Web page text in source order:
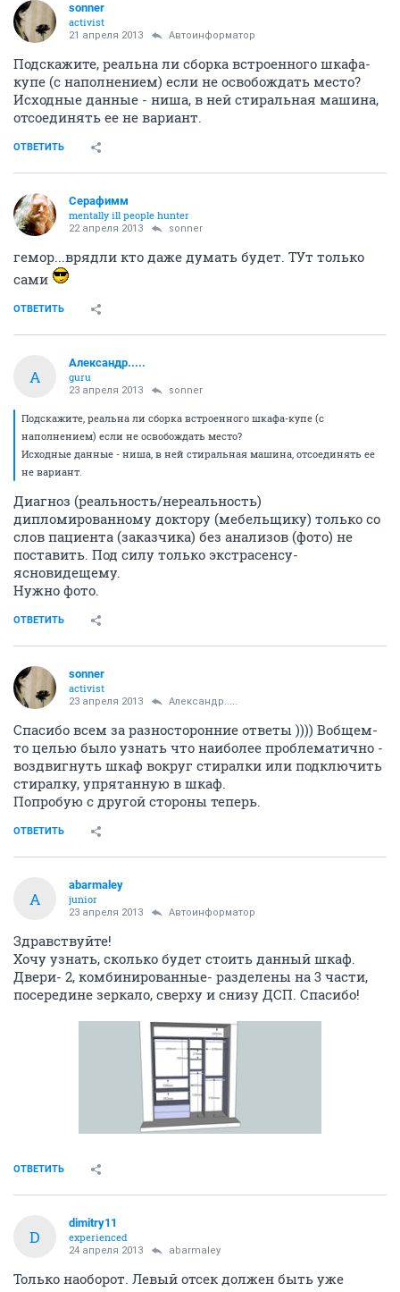
sonner
activist
21 апреля 2013 Автоинформатор
Подскажите, реальна ли сборка встроенного шкафа-
купе (с наполнением) если не освобождать место?
Исходные данные - ниша, в ней стиральная машина,
отсоединять ее не вариант.
ОТВЕТИТЬ
Серафимм
mentally ill people hunter
22 апреля 2013 sonner
гемор...врядли кто даже думать будет. ТУт только
сами
ОТВЕТИТЬ
А
Александр.....
guru
23 апреля 2013 sonner
Подскажите, реальна ли сборка встроенного шкафа-купе (с
наполнением) если не освобождать место?
Исходные данные - ниша, в ней стиральная машина, отсоединять ее
не вариант.
Диагноз (реальность/нереальность)
дипломированному доктору (мебельщику) только со
слов пациента (заказчика) без анализов (фото) не
поставить. Под силу только экстрасенсу-
ясновидещему.
Нужно фото.
ОТВЕТИТЬ
sonner
activist
23 апреля 2013 Александр.....
Спасибо всем за разносторонние ответы )))) Вобщем-
то целью было узнать что наиболее проблематично -
воздвигнуть шкаф вокруг стиралки или подключить
стиралку, упрятанную в шкаф.
Попробую с другой стороны теперь.
ОТВЕТИТЬ
A
abarmaley
junior
23 апреля 2013 Автоинформатор
Здравствуйте!
Хочу узнать, сколько будет стоить данный шкаф.
Двери- 2, комбинированные- разделены на 3 части,
посередине зеркало, сверху и снизу ДСП. Спасибо!
ОТВЕТИТЬ
D
dimitry11
experienced
24 апреля 2013 abarmaley
Только наоборот. Левый отсек должен быть уже